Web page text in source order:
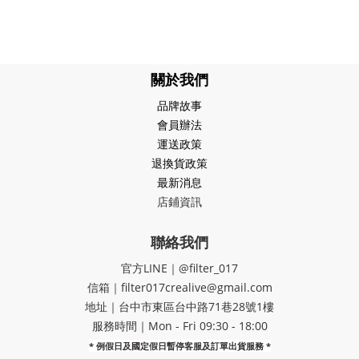
關於我們
品牌故事
會員辦法
運送政策
退換貨政策
最新消息
店鋪資訊
聯絡我們
官方LINE｜@filter_017
信箱｜filter017crealive@gmail.com
地址｜​台中市東區台中路71巷28號1樓
服務時間｜Mon - Fri 09:30 - 18:00
* 例假日及國定假日暫停客服及訂單出貨服務 *